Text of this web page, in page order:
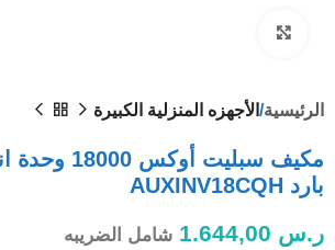
الرئيسية الأجهزه المنزلية الكبيرة
بارد AUXINV18CQH
ر.س شامل الضريبه